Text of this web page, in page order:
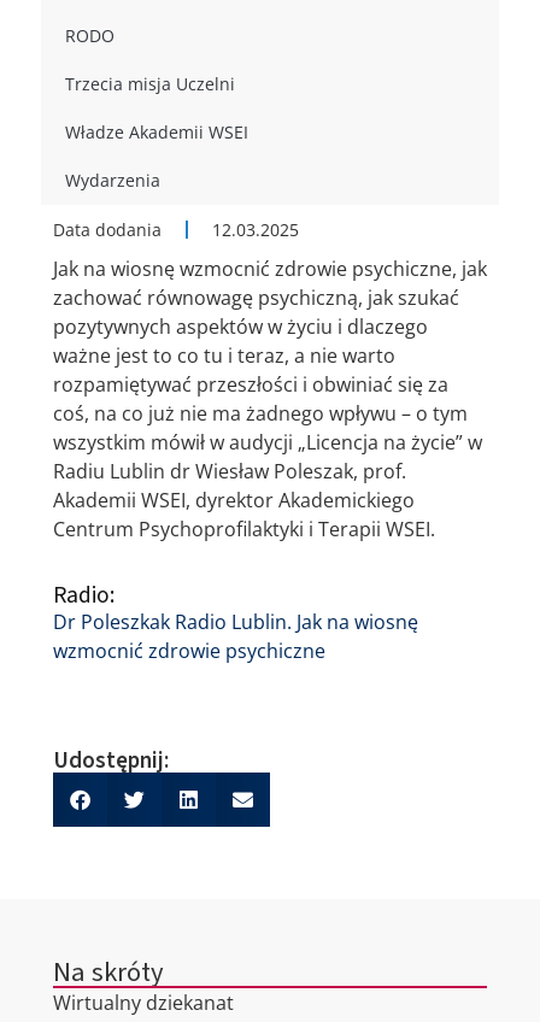
RODO
Trzecia misja Uczelni
Władze Akademii WSEI
Wydarzenia
Data dodania 12.03.2025
Jak na wiosnę wzmocnić zdrowie psychiczne, jak
zachować równowagę psychiczną, jak szukać
pozytywnych aspektów w życiu i dlaczego
ważne jest to co tu i teraz, a nie warto
rozpamiętywać przeszłości i obwiniać się za
coś, na co już nie ma żadnego wpływu – o tym
wszystkim mówił w audycji „Licencja na życie” w
Radiu Lublin dr Wiesław Poleszak, prof.
Akademii WSEI, dyrektor Akademickiego
Centrum Psychoprofilaktyki i Terapii WSEI.
Radio:
Dr Poleszkak Radio Lublin. Jak na wiosnę
wzmocnić zdrowie psychiczne
Udostępnij:
Na skróty
Wirtualny dziekanat